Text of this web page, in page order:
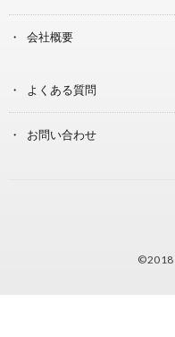
会社概要
よくある質問
お問い合わせ
©2018